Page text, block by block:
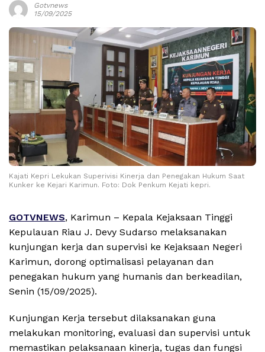
Gotvnews
15/09/2025
Kajati Kepri Lekukan Superivisi Kinerja dan Penegakan Hukum Saat
Kunker ke Kejari Karimun. Foto: Dok Penkum Kejati kepri.
GOTVNEWS, Karimun – Kepala Kejaksaan Tinggi
Kepulauan Riau J. Devy Sudarso melaksanakan
kunjungan kerja dan supervisi ke Kejaksaan Negeri
Karimun, dorong optimalisasi pelayanan dan
penegakan hukum yang humanis dan berkeadilan,
Senin (15/09/2025).
Kunjungan Kerja tersebut dilaksanakan guna
melakukan monitoring, evaluasi dan supervisi untuk
memastikan pelaksanaan kinerja, tugas dan fungsi